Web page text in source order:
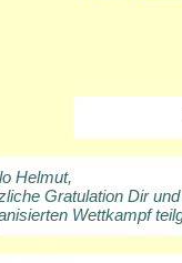
Helmut,
Gratulation Dir
Wettkampf